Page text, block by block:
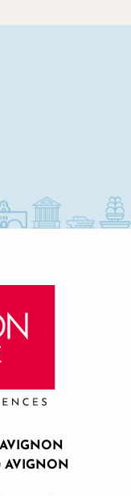
AVIGNON